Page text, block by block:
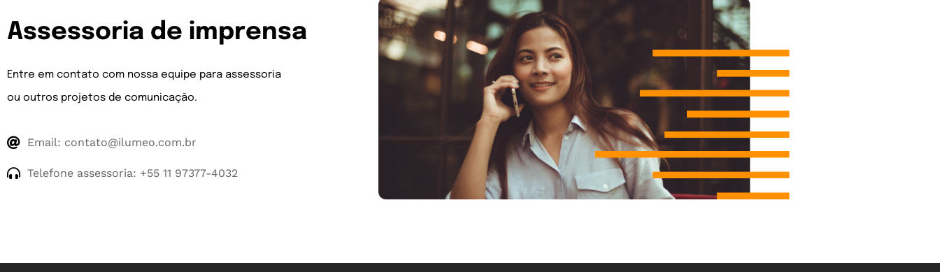
Assessoria de imprensa
Entre em contato com nossa equipe para assessoria
ou outros projetos de comunicação.
Email: contato@ilumeo.com.br
Telefone assessoria: +55 11 97377-4032